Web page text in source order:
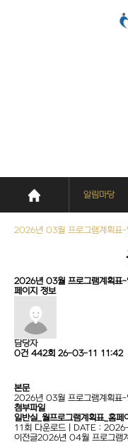
알림마당
2026년 03월 프로그램계획표-
2026년 03월 프로그램계획표-
페이지 정보
담당자
0건 442회 26-03-11 11:42
본문
2026년 03월 프로그램계획표-
첨부파일
일반실_월프로그램계획표_홈
11회 다운로드 | DATE :
이전글2026년 04월 프로그램